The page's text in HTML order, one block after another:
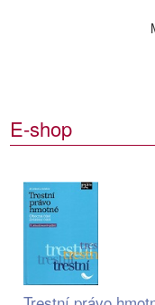
E-shop